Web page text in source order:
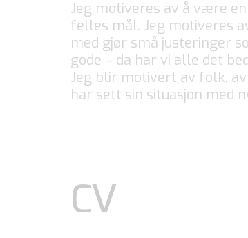
Jeg motiveres av å være
felles mål. Jeg motiveres
med gjør små justeringer
gode – da har vi alle det
Jeg blir motivert av folk,
har sett sin situasjon med
CV